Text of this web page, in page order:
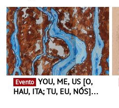
Antiga primeira-ministra da
Finlândia é a convidada da
primeira edição do novo
ciclo de debates dedicado
aos grandes temas do
nosso tempo
Evento
HAU, ITA; TU, EU, NÓS]